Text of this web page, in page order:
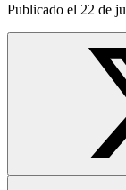
Publicado el 22 de